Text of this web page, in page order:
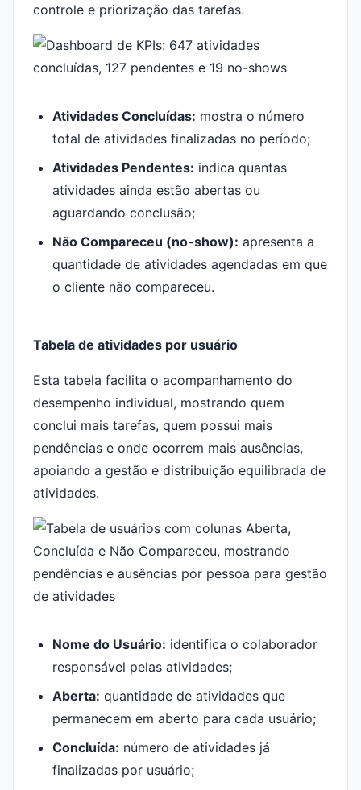
controle e priorização das tarefas.
Atividades Concluídas: mostra o número
total de atividades finalizadas no período;
Atividades Pendentes: indica quantas
atividades ainda estão abertas ou
aguardando conclusão;
Não Compareceu (no-show): apresenta a
quantidade de atividades agendadas em que
o cliente não compareceu.
Tabela de atividades por usuário
Esta tabela facilita o acompanhamento do
desempenho individual, mostrando quem
conclui mais tarefas, quem possui mais
pendências e onde ocorrem mais ausências,
apoiando a gestão e distribuição equilibrada de
atividades.
Nome do Usuário: identifica o colaborador
responsável pelas atividades;
Aberta: quantidade de atividades que
permanecem em aberto para cada usuário;
Concluída: número de atividades já
finalizadas por usuário;